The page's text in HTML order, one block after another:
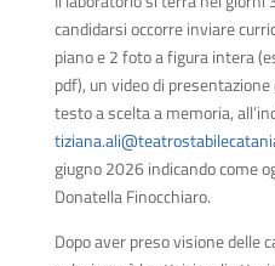
candidarsi occorre inviare
piano e 2 foto a figura intera
pdf), un video di
testo a scelta a memoria,
giugno 2026 indicando come
Donatella Finocchiaro.
Dopo aver preso visione delle